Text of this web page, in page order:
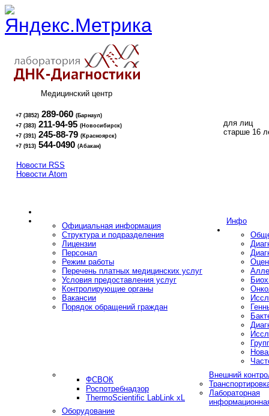
Медицинский центр
+7 (3852) 289-060 (Барнаул)
+7 (383) 211-94-95 (Новосибирск)
+7 (391) 245-88-79 (Красноярск)
+7 (913) 544-0490 (Абакан)
для лиц
старше 16
Новости RSS
Новости Atom
Инфо
Официальная информация
Структура и подразделения
Лицензии
Персонал
Режим работы
Перечень платных медицинских услуг
Условия предоставления услуг
Контролирующие органы
Вакансии
Порядок обращений граждан
Внешний
ФСВОК
Роспотребнадзор
ThermoScientific LabLink xL
Лабораторная
Оборудование